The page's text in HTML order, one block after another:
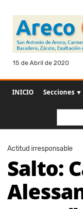
15 de Abril de 2020
INICIO Secciones ▼
Actitud irresponsable
Salto: